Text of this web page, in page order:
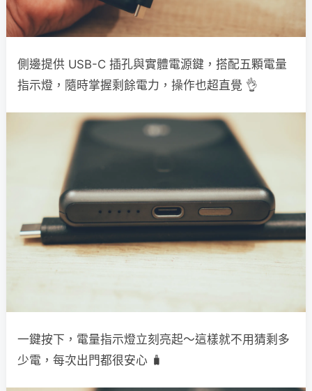
側邊提供 USB-C 插孔與實體電源鍵，搭配五顆電量
指示燈，隨時掌握剩餘電力，操作也超直覺 👌
一鍵按下，電量指示燈立刻亮起～這樣就不用猜剩多
少電，每次出門都很安心 🧳